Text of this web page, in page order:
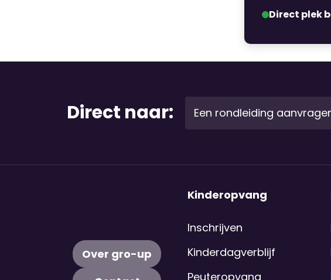
Direct plek
Direct naar: Een rondleiding
Over gro-up
Kinderopvang
Inschrijven
Kinderdagverblijf
Peuteropvang